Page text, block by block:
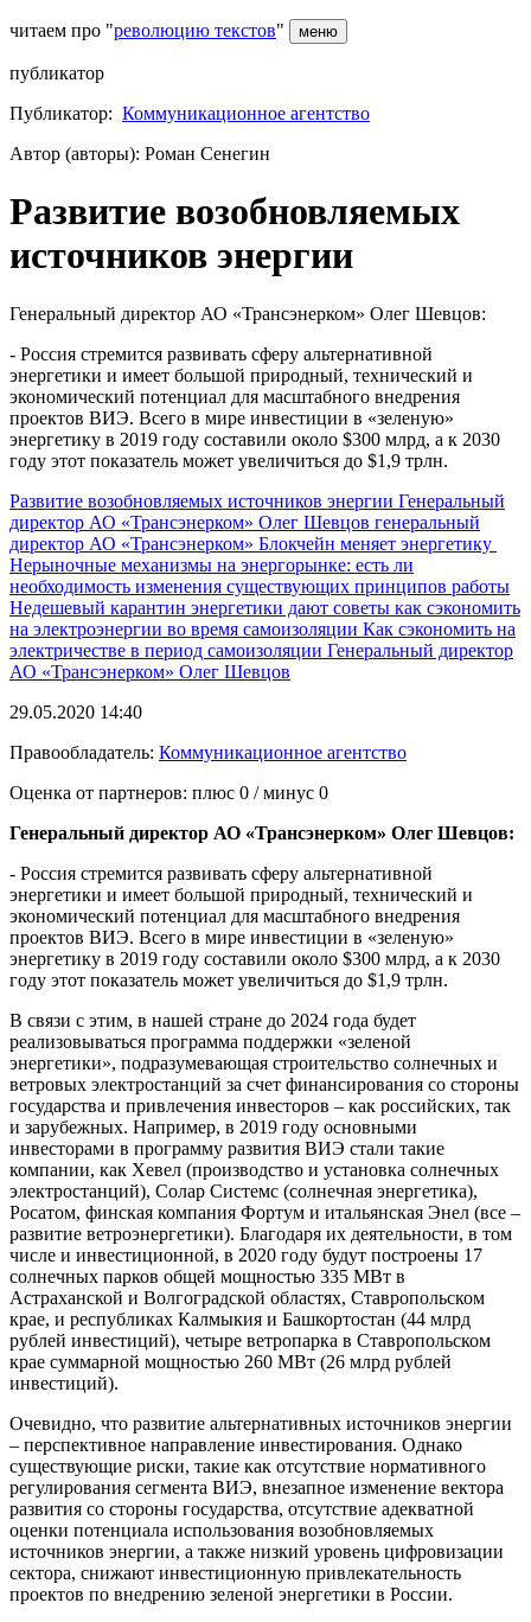
читаем про "революцию текстов" меню
публикатор
Публикатор: Коммуникационное агентство
Автор (авторы): Роман Сенегин
Развитие возобновляемых
источников энергии
Генеральный директор АО «Трансэнерком» Олег Шевцов:
- Россия стремится развивать сферу альтернативной
энергетики и имеет большой природный, технический и
экономический потенциал для масштабного внедрения
проектов ВИЭ. Всего в мире инвестиции в «зеленую»
энергетику в 2019 году составили около $300 млрд, а к 2030
году этот показатель может увеличиться до $1,9 трлн.
Развитие возобновляемых источников энергии Генеральный
директор АО «Трансэнерком» Олег Шевцов генеральный
директор АО «Трансэнерком» Блокчейн меняет энергетику
Нерыночные механизмы на энергорынке: есть ли
необходимость изменения существующих принципов работы
Недешевый карантин энергетики дают советы как сэкономить
на электроэнергии во время самоизоляции Как сэкономить на
электричестве в период самоизоляции Генеральный директор
АО «Трансэнерком» Олег Шевцов
29.05.2020 14:40
Правообладатель: Коммуникационное агентство
Оценка от партнеров: плюс 0 / минус 0
Генеральный директор АО «Трансэнерком» Олег Шевцов:
- Россия стремится развивать сферу альтернативной
энергетики и имеет большой природный, технический и
экономический потенциал для масштабного внедрения
проектов ВИЭ. Всего в мире инвестиции в «зеленую»
энергетику в 2019 году составили около $300 млрд, а к 2030
году этот показатель может увеличиться до $1,9 трлн.
В связи с этим, в нашей стране до 2024 года будет
реализовываться программа поддержки «зеленой
энергетики», подразумевающая строительство солнечных и
ветровых электростанций за счет финансирования со стороны
государства и привлечения инвесторов – как российских, так
и зарубежных. Например, в 2019 году основными
инвесторами в программу развития ВИЭ стали такие
компании, как Хевел (производство и установка солнечных
электростанций), Солар Системс (солнечная энергетика),
Росатом, финская компания Фортум и итальянская Энел (все –
развитие ветроэнергетики). Благодаря их деятельности, в том
числе и инвестиционной, в 2020 году будут построены 17
солнечных парков общей мощностью 335 МВт в
Астраханской и Волгоградской областях, Ставропольском
крае, и республиках Калмыкия и Башкортостан (44 млрд
рублей инвестиций), четыре ветропарка в Ставропольском
крае суммарной мощностью 260 МВт (26 млрд рублей
инвестиций).
Очевидно, что развитие альтернативных источников энергии
– перспективное направление инвестирования. Однако
существующие риски, такие как отсутствие нормативного
регулирования сегмента ВИЭ, внезапное изменение вектора
развития со стороны государства, отсутствие адекватной
оценки потенциала использования возобновляемых
источников энергии, а также низкий уровень цифровизации
сектора, снижают инвестиционную привлекательность
проектов по внедрению зеленой энергетики в России.